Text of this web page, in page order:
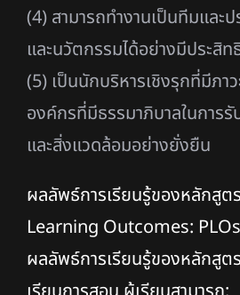
(4) สามารถทำงานเป็นทีมและป
และนวัตกรรมได้อย่างมีประสิท
(5) เป็นนักบริหารเชิงรุกที่มีภา
องค์กรที่มีธรรมาภิบาลในการ
และสิ่งแวดล้อมอย่างยั่งยืน
ผลลัพธ์การเรียนรู้ของหลักสู
Learning Outcomes:
ผลลัพธ์การเรียนรู้ของหลักสูต